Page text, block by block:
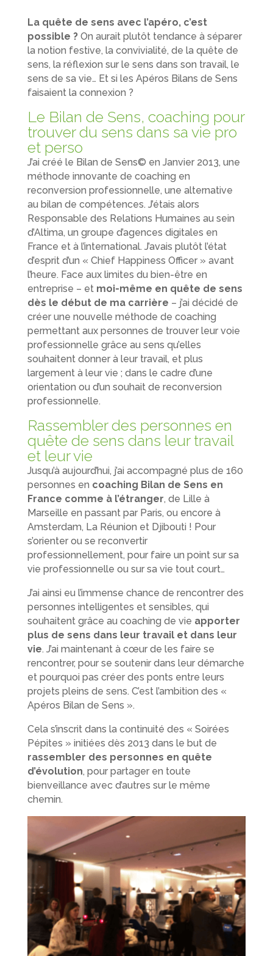
La quête de sens avec l’apéro, c’est
possible ?On aurait plutôt tendance à séparer
la notion festive, la convivialité, de la quête de
sens, la réflexion sur le sens dans son travail, le
sens de sa vie… Et si les Apéros Bilans de Sens
faisaient la connexion ?
Le Bilan de Sens, coaching pour
trouver du sens dans sa vie pro
et perso
J’ai créé le Bilan de Sens© en Janvier 2013, une
méthode innovante de coaching en
reconversion professionnelle, une alternative
au bilan de compétences. J’étais alors
Responsable des Relations Humaines au sein
d’Altima, un groupe d’agences digitales en
France et à l’international. J’avais plutôt l’état
d’esprit d’un « Chief Happiness Officer » avant
l’heure. Face aux limites du bien-être en
entreprise – et moi-même en quête de sens
dès le début de ma carrière – j’ai décidé de
créer une nouvelle méthode de coaching
permettant aux personnes de trouver leur voie
professionnelle grâce au sens qu’elles
souhaitent donner à leur travail, et plus
largement à leur vie ; dans le cadre d’une
orientation ou d’un souhait de reconversion
professionnelle.
Rassembler des personnes en
quête de sens dans leur travail
et leur vie
Jusqu’à aujourd’hui, j’ai accompagné plus de 160
personnes en coaching Bilan de Sens en
France comme à l’étranger, de Lille à
Marseille en passant par Paris, ou encore à
Amsterdam, La Réunion et Djibouti ! Pour
s’orienter ou se reconvertir
professionnellement, pour faire un point sur sa
vie professionnelle ou sur sa vie tout court…
J’ai ainsi eu l’immense chance de rencontrer des
personnes intelligentes et sensibles, qui
souhaitent grâce au coaching de vie apporter
plus de sens dans leur travail et dans leur
vie. J’ai maintenant à cœur de les faire se
rencontrer, pour se soutenir dans leur démarche
et pourquoi pas créer des ponts entre leurs
projets pleins de sens. C’est l’ambition des «
Apéros Bilan de Sens ».
Cela s’inscrit dans la continuité des « Soirées
Pépites » initiées dès 2013 dans le but de
rassembler des personnes en quête
d’évolution, pour partager en toute
bienveillance avec d’autres sur le même
chemin.